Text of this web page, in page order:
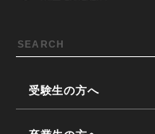
受験生の方へ